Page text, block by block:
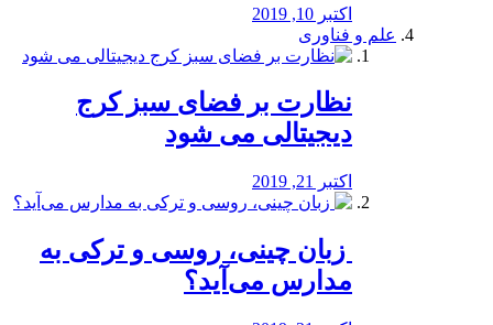
اکتبر 10, 2019
علم و فناوری
نظارت بر فضای سبز کرج
دیجیتالی می شود
اکتبر 21, 2019
️ زبان چینی، روسی و ترکی به
مدارس می‌آید؟